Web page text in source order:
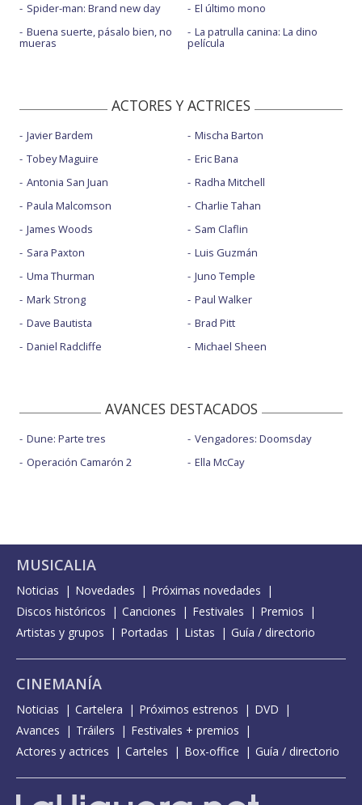
Spider-man: Brand new day
Buena suerte, pásalo bien, no
mueras
El último mono
La patrulla canina: La dino
película
ACTORES Y ACTRICES
Javier Bardem
Tobey Maguire
Antonia San Juan
Paula Malcomson
James Woods
Sara Paxton
Uma Thurman
Mark Strong
Dave Bautista
Daniel Radcliffe
Mischa Barton
Eric Bana
Radha Mitchell
Charlie Tahan
Sam Claflin
Luis Guzmán
Juno Temple
Paul Walker
Brad Pitt
Michael Sheen
AVANCES DESTACADOS
Dune: Parte tres
Operación Camarón 2
Vengadores: Doomsday
Ella McCay
MUSICALIA
Noticias Novedades
Próximas novedades
Discos históricos
Canciones Festivales
Premios
Artistas y grupos
Portadas Listas Guía / directorio
CINEMANÍA
Noticias Cartelera Próximos estrenos
DVD
Avances
Tráilers
Festivales + premios
Actores y actrices
Carteles Box-office Guía / directorio